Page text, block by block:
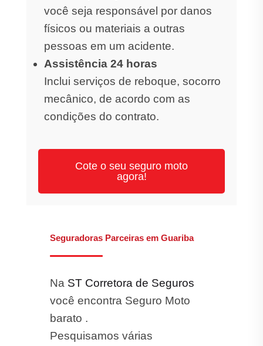
você seja responsável por danos
físicos ou materiais a outras
pessoas em um acidente.
Assistência 24 horas
Inclui serviços de reboque, socorro
mecânico, de acordo com as
condições do contrato.
Cote o seu seguro moto
agora!
Seguradoras Parceiras em Guariba
Na ST Corretora de Seguros
você encontra Seguro Moto
barato .
Pesquisamos várias